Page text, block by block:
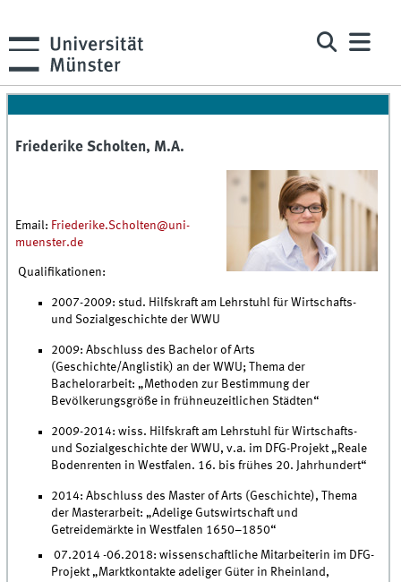
Friederike Scholten, M.A.
Email: Friederike.Scholten@uni-
muenster.de
Qualifikationen:
2007-2009: stud. Hilfskraft am Lehrstuhl für Wirtschafts-
und Sozialgeschichte der WWU
2009: Abschluss des Bachelor of Arts
(Geschichte/Anglistik) an der WWU; Thema der
Bachelorarbeit: „Methoden zur Bestimmung der
Bevölkerungsgröße in frühneuzeitlichen Städten“
2009-2014: wiss. Hilfskraft am Lehrstuhl für Wirtschafts-
und Sozialgeschichte der WWU, v.a. im DFG-Projekt „Reale
Bodenrenten in Westfalen. 16. bis frühes 20. Jahrhundert“
2014: Abschluss des Master of Arts (Geschichte), Thema
der Masterarbeit: „Adelige Gutswirtschaft und
Getreidemärkte in Westfalen 1650–1850“
07.2014 -06.2018: wissenschaftliche Mitarbeiterin im DFG-
Projekt „Marktkontakte adeliger Güter in Rheinland,